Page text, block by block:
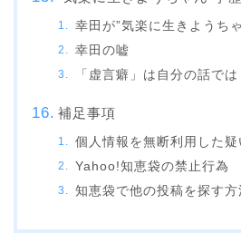
幸田が”気楽に生きようち
幸田の嘘
「虚言癖」は自分の話では
補足事項
個人情報を無断利用した疑
Yahoo!知恵袋の禁止行為
知恵袋で他の投稿を探す方